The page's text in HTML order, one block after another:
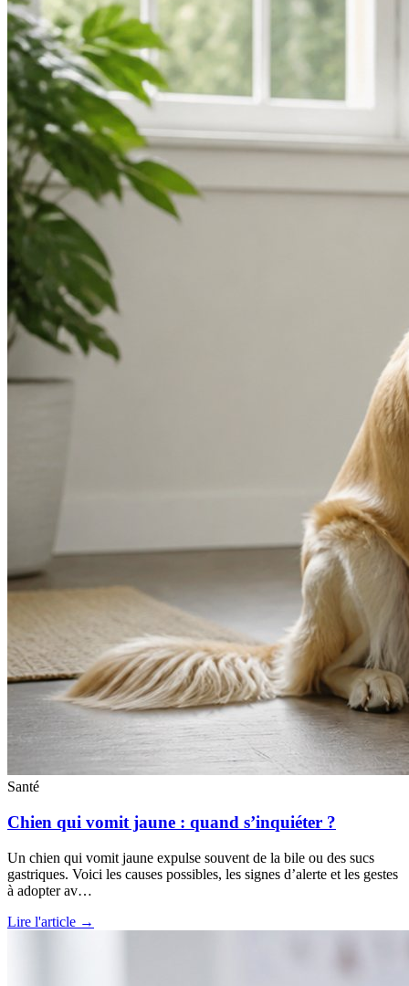
Santé
Chien qui vomit jaune : quand s’inquiéter ?
Un chien qui vomit jaune expulse souvent de la bile ou des sucs
gastriques. Voici les causes possibles, les signes d’alerte et les gestes
à adopter av…
Lire l'article →